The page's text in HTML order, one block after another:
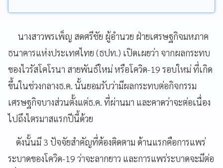
นางสาวพรเพ็ญ สดศรีชัย ผู้อำนวย ฝ่ายเศรษฐกิจมหภาค
ธนาคารแห่งประเทศไทย (ธปท.) เปิดเผยว่า จากผลกระทบ
ของไวรัสโคโรนา สายพันธ์ใหม่ หรือโควิด-19 รอบใหม่ ที่เกิด
ขึ้นในช่วงกลางธ.ค. นั้นยอมรับว่ามีผลกระทบต่อกิจกรรม
เศรษฐกิจบางส่วนตั้งแต่ธ.ค. ที่ผ่านมา และคาดว่าจะต่อเนื่อง
ไปถึงไตรมาสแรกปีนี้ด้วย
ดังนั้นมี 3 ปัจจัยสำคัญที่ต้องติดตาม ด้านแรกคือการแพร่
ระบาดของโควิด-19 ว่าจะลากยาว และการแพร่ระบาดจะมีต่อ